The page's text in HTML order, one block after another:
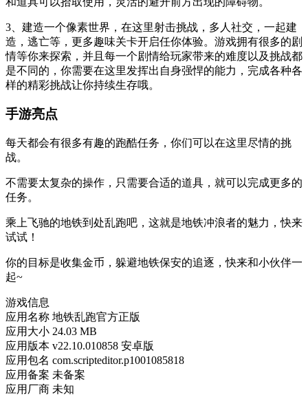
3、建造一个像素世界，在这里射击挑战，多人社交，一起建
造，逃亡等，更多趣味关卡开启任你体验。游戏拥有很多的剧
情等你来探索，并且每一个剧情给玩家带来的难度以及挑战都
是不同的，你需要在这里发挥出自身强悍的能力，完成各种各
样的精彩挑战让你持续生存哦。
手游亮点
每天都会有很多有趣的跑酷任务，你们可以在这里尽情的挑
战。
不需要太复杂的操作，只需要合适的道具，就可以完成更多的
任务。
乘上飞驰的地铁到处乱跑吧，这就是地铁冲浪者的魅力，快来
试试！
你的目标是收集金币，躲避地铁保安的追逐，快来和小伙伴一
起~
游戏信息
应用名称 地铁乱跑官方正版
应用大小 24.03 MB
应用版本 v22.10.010858 安卓版
应用包名 com.scripteditor.p1001085818
应用备案 未备案
应用厂商 未知